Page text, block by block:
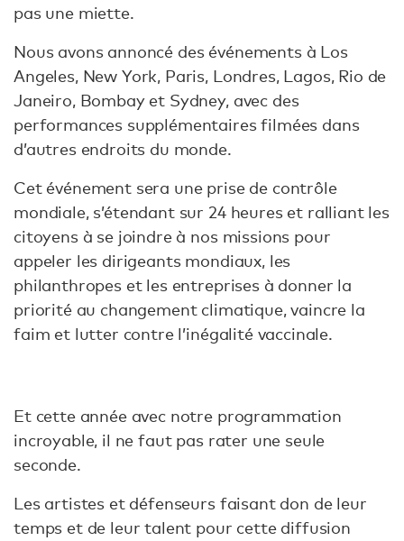
pas une miette.
Nous avons annoncé des événements à Los
Angeles, New York, Paris, Londres, Lagos, Rio de
Janeiro, Bombay et Sydney, avec des
performances supplémentaires filmées dans
d’autres endroits du monde.
Cet événement sera une prise de contrôle
mondiale, s’étendant sur 24 heures et ralliant les
citoyens à se joindre à nos missions pour
appeler les dirigeants mondiaux, les
philanthropes et les entreprises à donner la
priorité au changement climatique, vaincre la
faim et lutter contre l’inégalité vaccinale.
Et cette année avec notre programmation
incroyable, il ne faut pas rater une seule
seconde.
Les artistes et défenseurs faisant don de leur
temps et de leur talent pour cette diffusion